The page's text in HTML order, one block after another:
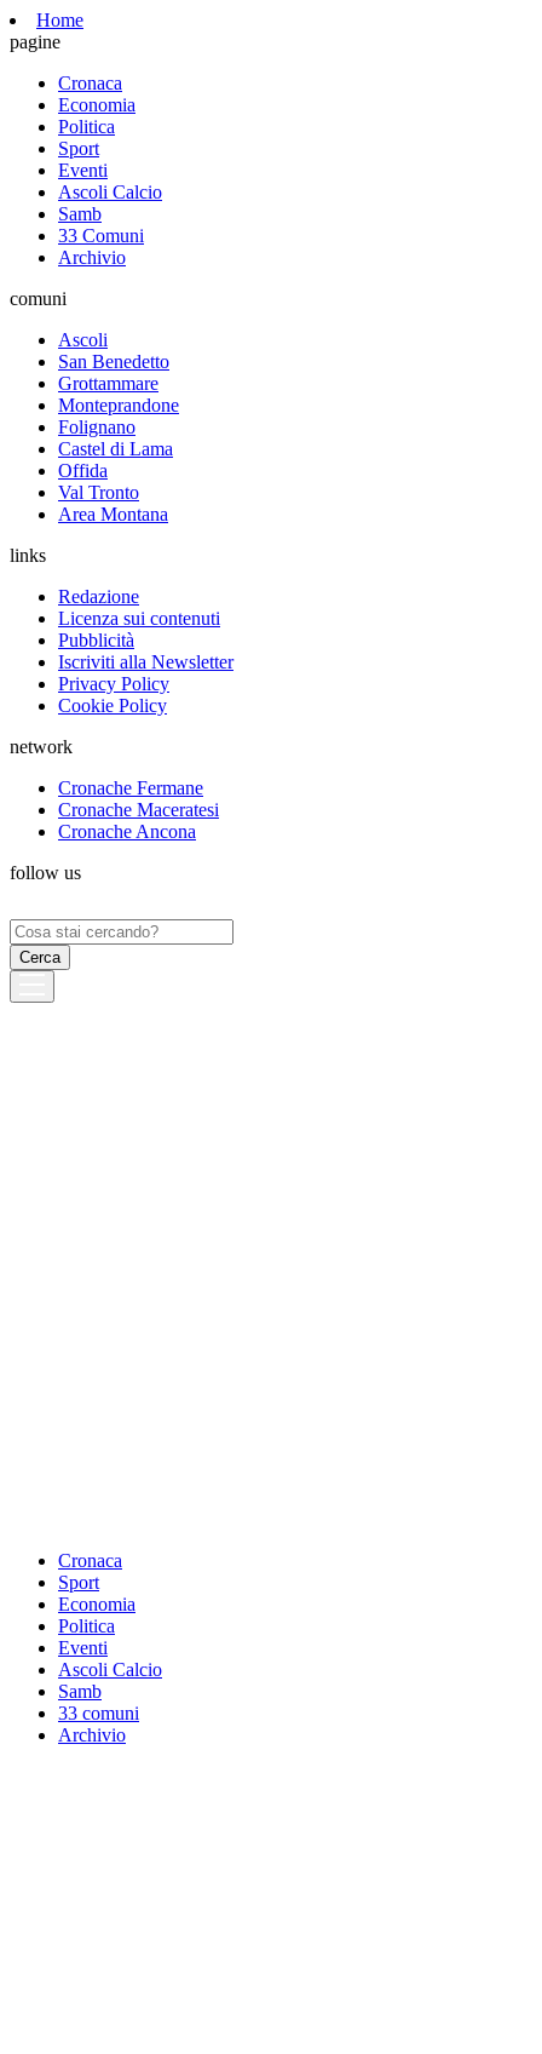
Home
pagine
Cronaca
Economia
Politica
Sport
Eventi
Ascoli Calcio
Samb
33 Comuni
Archivio
comuni
Ascoli
San Benedetto
Grottammare
Monteprandone
Folignano
Castel di Lama
Offida
Val Tronto
Area Montana
links
Redazione
Licenza sui contenuti
Pubblicità
Iscriviti alla Newsletter
Privacy Policy
Cookie Policy
network
Cronache Fermane
Cronache Maceratesi
Cronache Ancona
follow us
Ricerca
per:
Cronaca
Sport
Economia
Politica
Eventi
Ascoli Calcio
Samb
33 comuni
Archivio